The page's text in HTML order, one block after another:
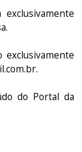
exclusivamente
exclusivamente
do Portal da